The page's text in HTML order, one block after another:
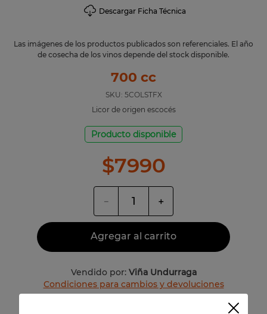
Descargar Ficha Técnica
Las imágenes de los productos publicados son referenciales. El año
de cosecha de los vinos depende del stock disponible.
700 cc
SKU: 5COLSTFX
Licor de origen escocés
Producto disponible
$7990
＋
－
Agregar al carrito
Vendido por: Viña Undurraga
Condiciones para cambios y devoluciones